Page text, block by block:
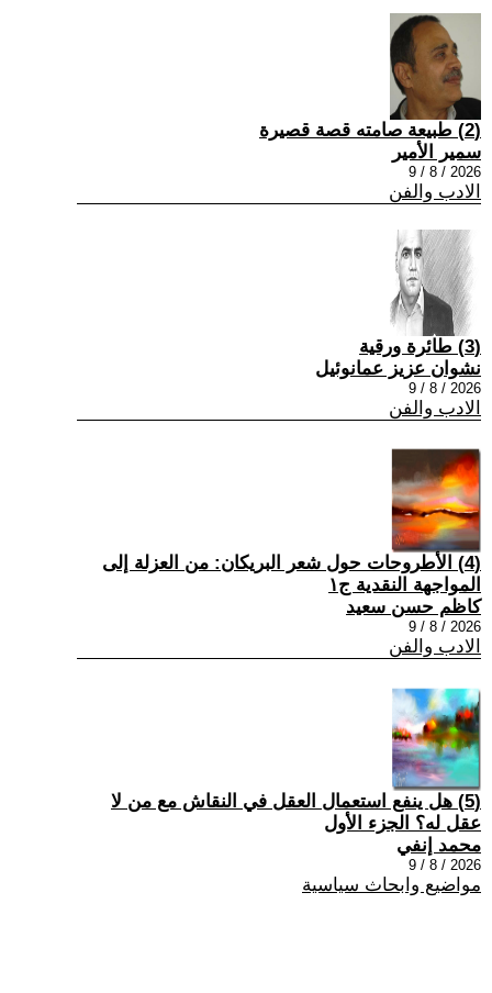
(2) طبيعة صامته قصة قصيرة
سمير الأمير
2026 / 8 / 9
الادب والفن
(3) طائرة ورقية
نشوان عزيز عمانوئيل
2026 / 8 / 9
الادب والفن
(4) الأطروحات حول شعر البريكان: من العزلة إلى
المواجهة النقدية ج١
كاظم حسن سعيد
2026 / 8 / 9
الادب والفن
(5) هل ينفع استعمال العقل في النقاش مع من لا
عقل له؟ الجزء الأول
محمد إنفي
2026 / 8 / 9
مواضيع وابحاث سياسية